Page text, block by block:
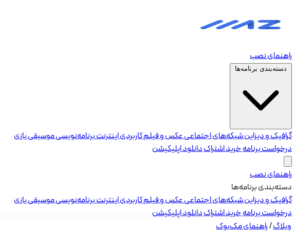
راهنمای نصب
دسته‌بندی برنامه‌ها
گرافیک و دیزاینشبکه‌های اجتماعیعکس و فیلمکاربردیاینترنتبرنامه‌نویسیموسیقیبازی
درخواست برنامهخرید اشتراکدانلود اپلیکیشن
راهنمای نصب
دسته‌بندی برنامه‌ها
گرافیک و دیزاینشبکه‌های اجتماعیعکس و فیلمکاربردیاینترنتبرنامه‌نویسیموسیقیبازی
درخواست برنامهخرید اشتراکدانلود اپلیکیشن
وبلاگ/راهنمای مک‌بوک